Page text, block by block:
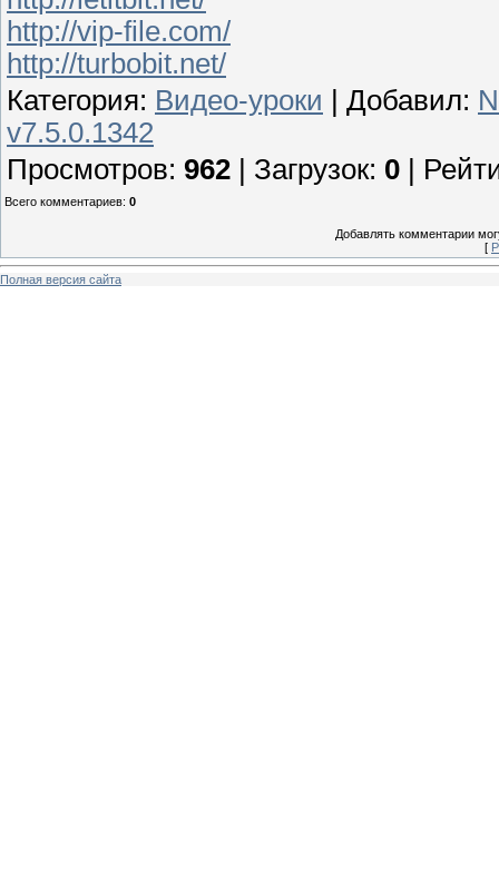
http://vip-file.com/
http://turbobit.net/
Категория: Видео-уроки Добавил:
v7.5.0.1342
Просмотров: 962 Загрузок: 0
Всего комментариев: 0
Добавлять комментарии
[
Полная версия сайта